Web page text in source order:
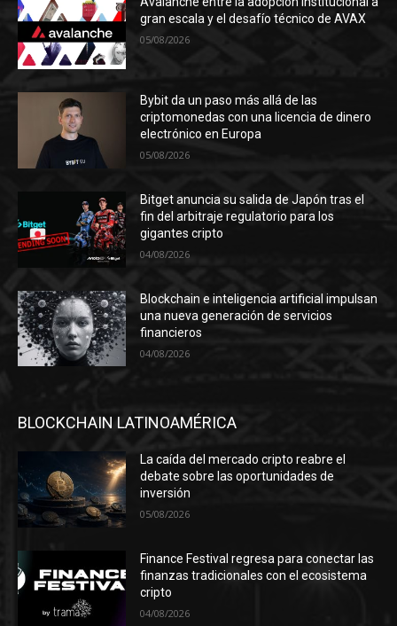
gran escala y el desafío técnico de AVAX
05/08/2026
Bybit da un paso más allá de las
criptomonedas con una licencia de dinero
electrónico en Europa
05/08/2026
Bitget anuncia su salida de Japón tras el
fin del arbitraje regulatorio para los
gigantes cripto
04/08/2026
Blockchain e inteligencia artificial impulsan
una nueva generación de servicios
financieros
04/08/2026
BLOCKCHAIN LATINOAMÉRICA
La caída del mercado cripto reabre el
debate sobre las oportunidades de
inversión
05/08/2026
Finance Festival regresa para conectar las
finanzas tradicionales con el ecosistema
cripto
04/08/2026